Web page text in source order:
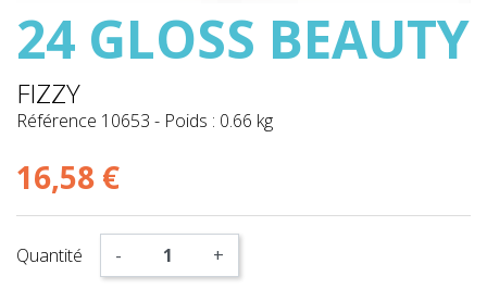
24 GLOSS BEAUTY
FIZZY
Référence 10653 - Poids : 0.66 kg
16,58 €
Quantité - +